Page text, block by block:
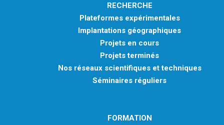
RECHERCHE
Plateformes expérimentales
Implantations géographiques
Projets en cours
Projets terminés
Nos réseaux scientifiques et techniques
Séminaires réguliers
FORMATION